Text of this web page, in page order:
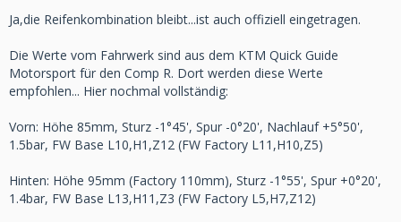
Ja,die Reifenkombination bleibt...ist auch offiziell eingetragen.
Die Werte vom Fahrwerk sind aus dem KTM Quick Guide
Motorsport für den Comp R. Dort werden diese Werte
empfohlen... Hier nochmal vollständig:
Vorn: Höhe 85mm, Sturz -1°45', Spur -0°20', Nachlauf +5°50',
1.5bar, FW Base L10,H1,Z12 (FW Factory L11,H10,Z5)
Hinten: Höhe 95mm (Factory 110mm), Sturz -1°55', Spur +0°20',
1.4bar, FW Base L13,H11,Z3 (FW Factory L5,H7,Z12)